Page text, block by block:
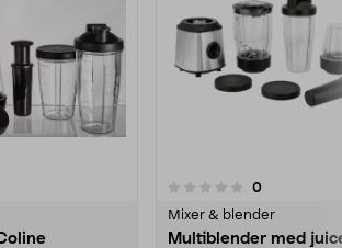
0recensioner
Mixer & blender
Multiblender med